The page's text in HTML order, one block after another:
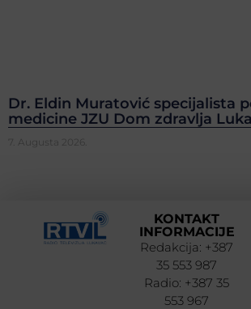
Dr. Eldin Muratović specijalista
medicine JZU Dom zdravlja
7. Augusta 2026.
KONTAKT
INFORMACIJE
Redakcija: +387
35 553 987
Radio: +387 35
553 967